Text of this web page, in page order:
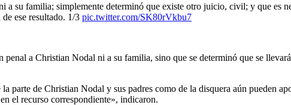
a su familia; simplemente determinó que existe otro juicio, civil; y que es
ese resultado. 1/3 pic.twitter.com/SK80rVkbu7
a Christian Nodal ni a su familia, sino que se determinó que se
parte de Christian Nodal y sus padres como de la disquera aún pueden
el recurso correspondiente», indicaron.